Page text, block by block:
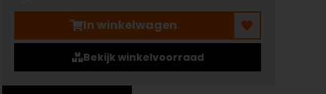
In winkelwagen
Bekijk winkelvoorraad